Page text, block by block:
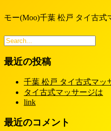
モー(Moo)千葉 松戸 タイ古式
最近の投稿
千葉 松戸 タイ古式マッ
タイ古式マッサージは
link
最近のコメント